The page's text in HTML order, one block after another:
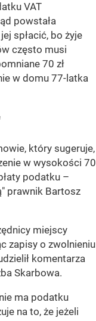
VAT
powstała
spłacić, bo żyje
często musi
70 zł
w domu 77-latka
który sugeruje,
w wysokości 70
podatku –
prawnik Bartosz
miejscy
zapisy o zwolnieniu
komentarza
Skarbowa.
ma podatku
na to, że jeżeli